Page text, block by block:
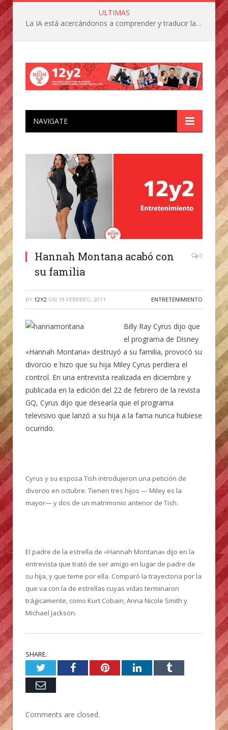
ULTIMAS
La IA está acercándonos a comprender y traducir las vocalizaciones y comportamientos de nuestras mascotas
NAVIGATE
Hannah Montana acabó con
su familia
0
BY 12Y2 ON 19 FEBRERO, 2011 ENTRETENIMIENTO
Billy Ray Cyrus dijo que
el programa de Disney
«Hannah Montana» destruyó a su familia, provocó su
divorcio e hizo que su hija Miley Cyrus perdiera el
control. En una entrevista realizada en diciembre y
publicada en la edición del 22 de febrero de la revista
GQ, Cyrus dijo que desearía que el programa
televisivo que lanzó a su hija a la fama nunca hubiese
ocurrido.
Cyrus y su esposa Tish introdujeron una petición de
divorcio en octubre. Tienen tres hijos — Miley es la
mayor— y dos de un matrimonio anterior de Tish.
El padre de la estrella de «Hannah Montana» dijo en la
entrevista que trató de ser amigo en lugar de padre de
su hija, y que teme por ella. Comparó la trayectoria por la
que va con la de estrellas cuyas vidas terminaron
trágicamente, como Kurt Cobain, Anna Nicole Smith y
Michael Jackson.
SHARE.
TwitterFacebookPinterestLinkedInTumblr
Email
Comments are closed.